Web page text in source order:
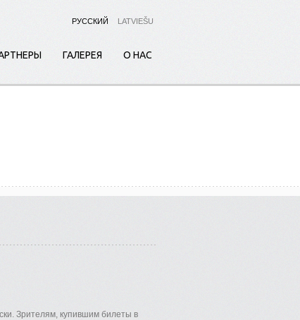
ГАЛЕРЕЯ О НАС
РУССКИЙ LATVIEŠU
Зрителям, купившим билеты в